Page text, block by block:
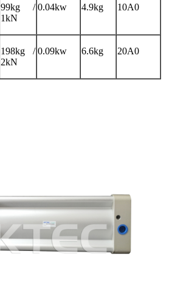
99kg /
1kN
0.04kw 4.9kg 10A0
198kg /
2kN
0.09kw 6.6kg 20A0